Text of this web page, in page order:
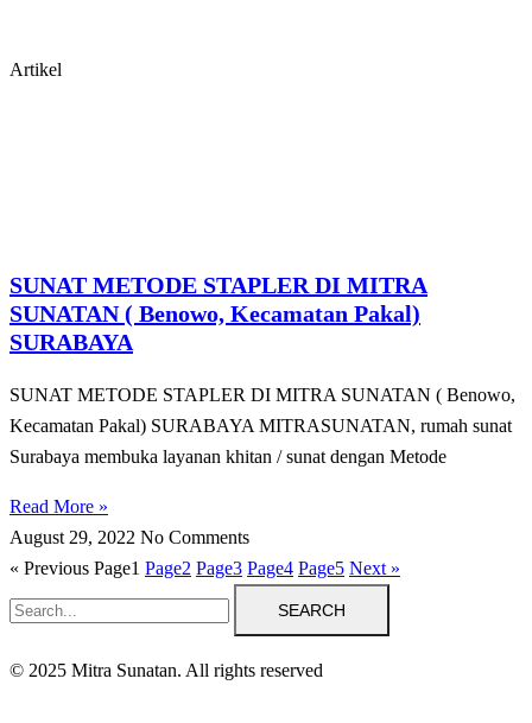
Artikel
SUNAT METODE STAPLER DI MITRA
SUNATAN ( Benowo, Kecamatan Pakal)
SURABAYA
SUNAT METODE STAPLER DI MITRA SUNATAN ( Benowo,
Kecamatan Pakal) SURABAYA MITRASUNATAN, rumah sunat
Surabaya membuka layanan khitan / sunat dengan Metode
Read More »
August 29, 2022 No Comments
« Previous Page1 Page2 Page3 Page4 Page5 Next »
SEARCH
© 2025 Mitra Sunatan. All rights reserved